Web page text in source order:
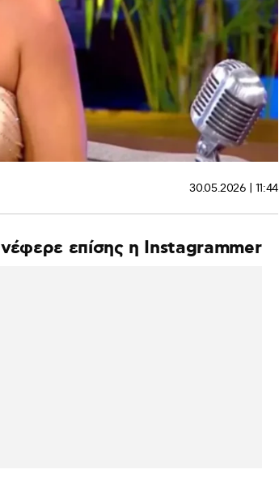
30.05.2026 | 11:44
επίσης η Instagrammer